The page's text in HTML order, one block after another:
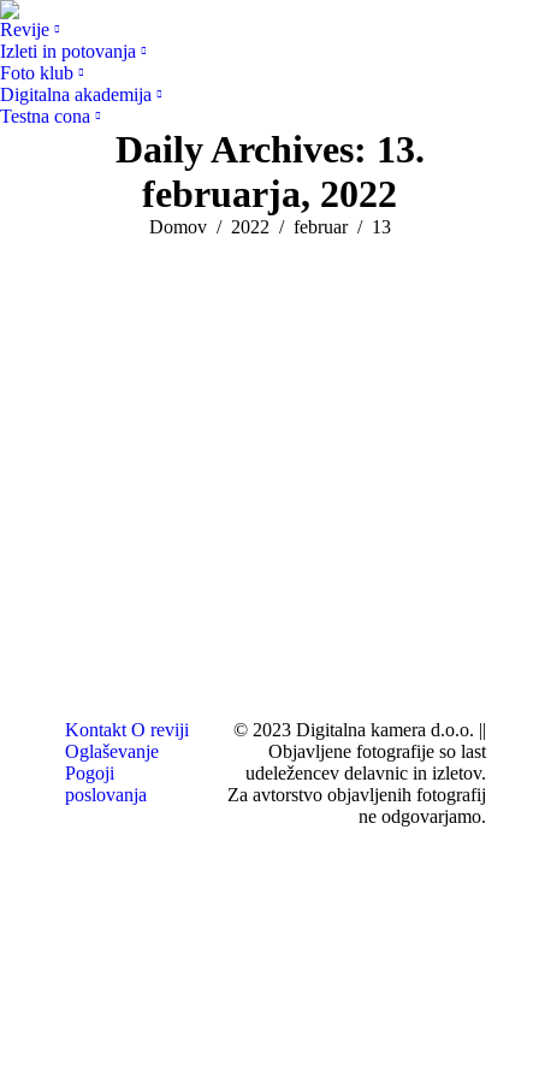
Revije
Izleti in potovanja
Foto klub
Digitalna akademija
Testna cona
Daily Archives: 13.
februarja, 2022
You are here:
Domov 2022 februar 13
Kontakt O reviji
Oglaševanje
Pogoji
poslovanja
© 2023 Digitalna kamera d.o.o. ||
Objavljene fotografije so last
udeležencev delavnic in izletov.
Za avtorstvo objavljenih fotografij
ne odgovarjamo.